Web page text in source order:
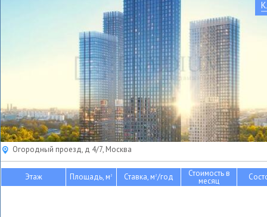
Огородный проезд, д 4/7, Москва
Этаж Площадь, м2 Ставка, м2/год Стоимость в
месяц